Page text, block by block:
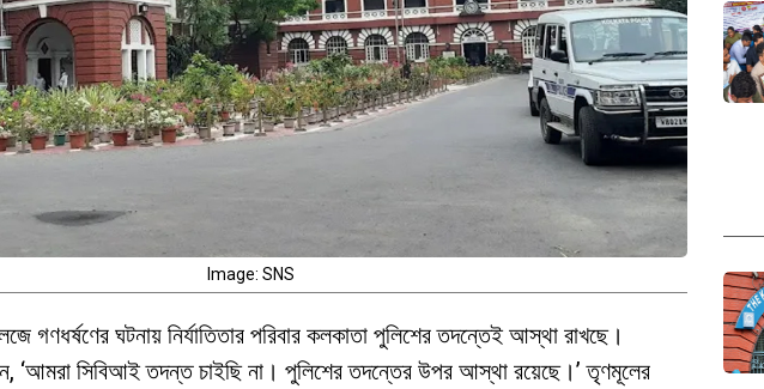
Image: SNS
গণধর্ষণের ঘটনায় নির্যাতিতার পরিবার কলকাতা পুলিশের তদন্তেই আস্থা রাখছে।
‘আমরা সিবিআই তদন্ত চাইছি না। পুলিশের তদন্তের উপর আস্থা রয়েছে।’ তৃণমূলের